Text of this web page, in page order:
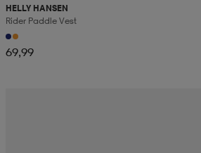
HELLY HANSEN
Rider Paddle Vest
69,99